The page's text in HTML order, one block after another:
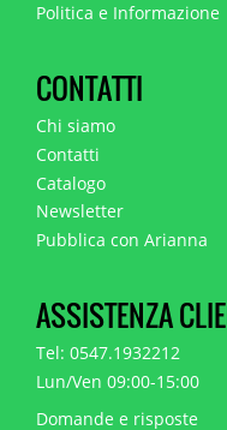
Politica e Informazione
CONTATTI
Chi siamo
Contatti
Catalogo
Newsletter
Pubblica con Arianna
ASSISTENZA
Tel: 0547.1932212
Lun/Ven 09:00-15:00
Domande e risposte